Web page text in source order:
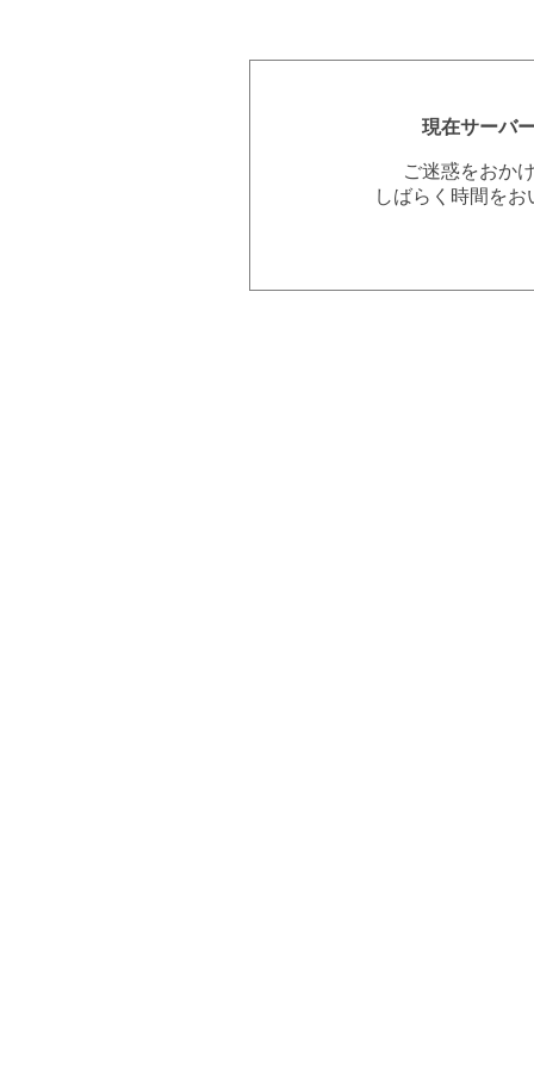
現在サーバ
ご迷惑をおか
しばらく時間を